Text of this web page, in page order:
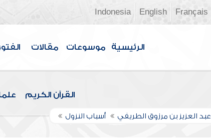
Français
English
Indonesia
الرئيسية موسوعات مقالات
القرآن الكريم
عبد العزيز بن مرزوق الطريفي أسباب النزول